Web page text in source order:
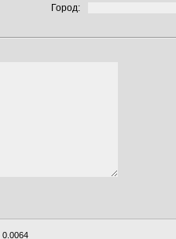
Город:
0.0064